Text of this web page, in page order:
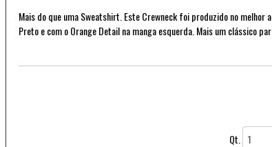
Mais do que uma Sweatshirt. Este Crewneck foi produzido no
Preto e com o Orange Detail na manga esquerda. Mais um clássico
Qt.